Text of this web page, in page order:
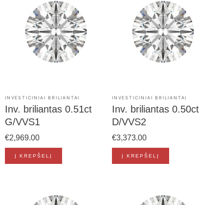
INVESTICINIAI BRILIANTAI
Inv. briliantas 0.51ct
G/VVS1
€2,969.00
Į KREPŠELĮ
INVESTICINIAI BRILIANTAI
Inv. briliantas 0.50ct
D/VVS2
€3,373.00
Į KREPŠELĮ